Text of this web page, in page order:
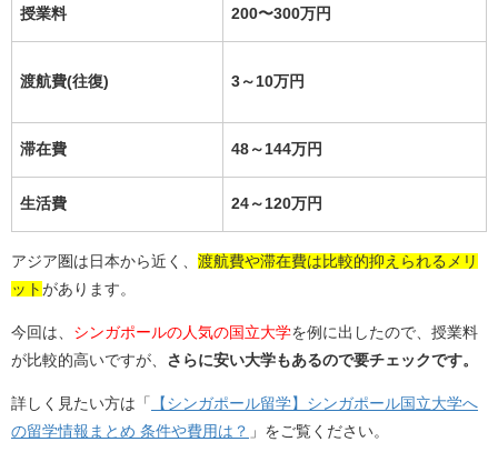
授業料 200〜300万円
渡航費(往復) 3～10万円
滞在費 48～144万円
生活費 24～120万円
アジア圏は日本から近く、 渡航費や滞在費は比較的抑えられるメリ
ット があります。
今回は、 シンガポールの人気の国立大学を例に出したので、授業料
が比較的高いですが、
さらに安い大学もあるので要チェックです。
詳しく見たい方は「
【シンガポール留学】シンガポール国立大学へ
の留学情報まとめ 条件や費用は？ 」をご覧ください。